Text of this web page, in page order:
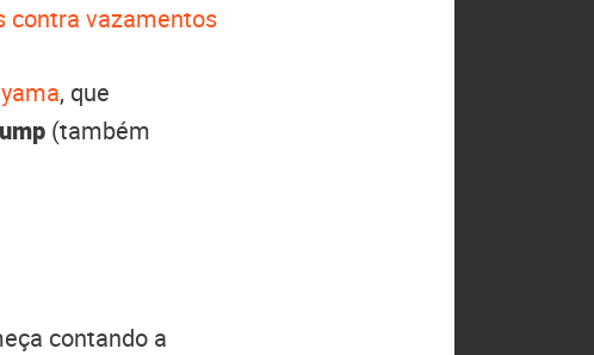
contra vazamentos
, que
(também
contando a